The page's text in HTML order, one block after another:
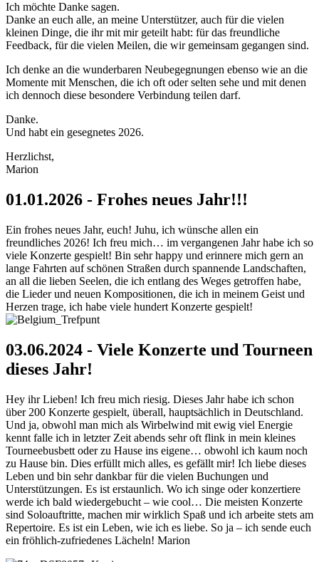
Ich möchte Danke sagen.
Danke an euch alle, an meine Unterstützer, auch für die vielen
kleinen Dinge, die ihr mit mir geteilt habt: für das freundliche
Feedback, für die vielen Meilen, die wir gemeinsam gegangen sind.
Ich denke an die wunderbaren Neubegegnungen ebenso wie an die
Momente mit Menschen, die ich oft oder selten sehe und mit denen
ich dennoch diese besondere Verbindung teilen darf.
Danke.
Und habt ein gesegnetes 2026.
Herzlichst,
Marion
01.01.2026 - Frohes neues Jahr!!!
Ein frohes neues Jahr, euch! Juhu, ich wünsche allen ein
freundliches 2026! Ich freu mich… im vergangenen Jahr habe ich so
viele Konzerte gespielt! Bin sehr happy und erinnere mich gern an
lange Fahrten auf schönen Straßen durch spannende Landschaften,
an all die lieben Seelen, die ich entlang des Weges getroffen habe,
die Lieder und neuen Kompositionen, die ich in meinem Geist und
Herzen trage, ich habe viele hundert Konzerte gespielt!
03.06.2024 - Viele Konzerte und Tourneen
dieses Jahr!
Hey ihr Lieben! Ich freu mich riesig. Dieses Jahr habe ich schon
über 200 Konzerte gespielt, überall, hauptsächlich in Deutschland.
Und ja, obwohl man mich als Wirbelwind mit ewig viel Energie
kennt falle ich in letzter Zeit abends sehr oft flink in mein kleines
Tourneebusbett oder zu Hause ins eigene… obwohl ich kaum noch
zu Hause bin. Dies erfüllt mich alles, es gefällt mir! Ich liebe dieses
Leben und bin sehr dankbar für die vielen Buchungen und
Unterstützungen. Es ist erstaunlich. Wo ich singe oder konzertiere
werde ich bald wiedergebucht – wie cool… Die meisten Konzerte
sind Soloauftritte, machen mir wirklich Spaß und ich arbeite stets am
Repertoire. Es ist ein Leben, wie ich es liebe. So ja – ich sende euch
ein fröhlich-zufriedenes Lächeln! Marion